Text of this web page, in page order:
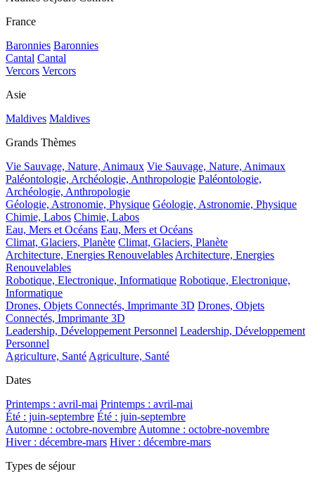
France
Baronnies Baronnies
Cantal Cantal
Vercors Vercors
Asie
Maldives Maldives
Grands Thèmes
Vie Sauvage, Nature, Animaux Vie Sauvage, Nature, Animaux
Paléontologie, Archéologie, Anthropologie Paléontologie,
Archéologie, Anthropologie
Géologie, Astronomie, Physique Géologie, Astronomie, Physique
Chimie, Labos Chimie, Labos
Eau, Mers et Océans Eau, Mers et Océans
Climat, Glaciers, Planète Climat, Glaciers, Planète
Architecture, Energies RenouvelablesArchitecture, Energies
Renouvelables
Robotique, Electronique, Informatique Robotique, Electronique,
Informatique
Drones, Objets Connectés, Imprimante 3D Drones, Objets
Connectés, Imprimante 3D
Leadership, Développement Personnel Leadership, Développement
Personnel
Agriculture, SantéAgriculture, Santé
Dates
Printemps : avril-mai Printemps : avril-mai
Été : juin-septembre Été : juin-septembre
Automne : octobre-novembreAutomne : octobre-novembre
Hiver : décembre-mars Hiver : décembre-mars
Types de séjour